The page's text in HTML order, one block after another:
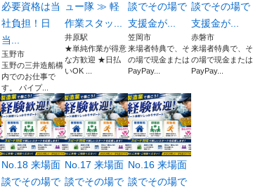
必要資格は当
社負担！日
当...
玉野市
玉野の三井造船構
内でのお仕事で
す。 パイプ...
ュー隊 ≫ 軽
作業スタッ...
井原駅
★単純作業が得意
な方歓迎 ★日払
いOK ...
談でその場で
支援金が...
笠岡市
来場者特典で、そ
の場で現金または
PayPay...
談でその場で
支援金が...
赤磐市
来場者特典で、そ
の場で現金または
PayPay...
No.18 来場面
談でその場で
No.17 来場面
談でその場で
No.16 来場面
談でその場で